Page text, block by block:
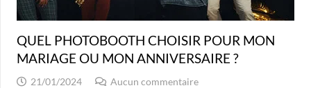
QUEL PHOTOBOOTH CHOISIR POUR MON
MARIAGE OU MON ANNIVERSAIRE ?
21/01/2024 Aucun commentaire